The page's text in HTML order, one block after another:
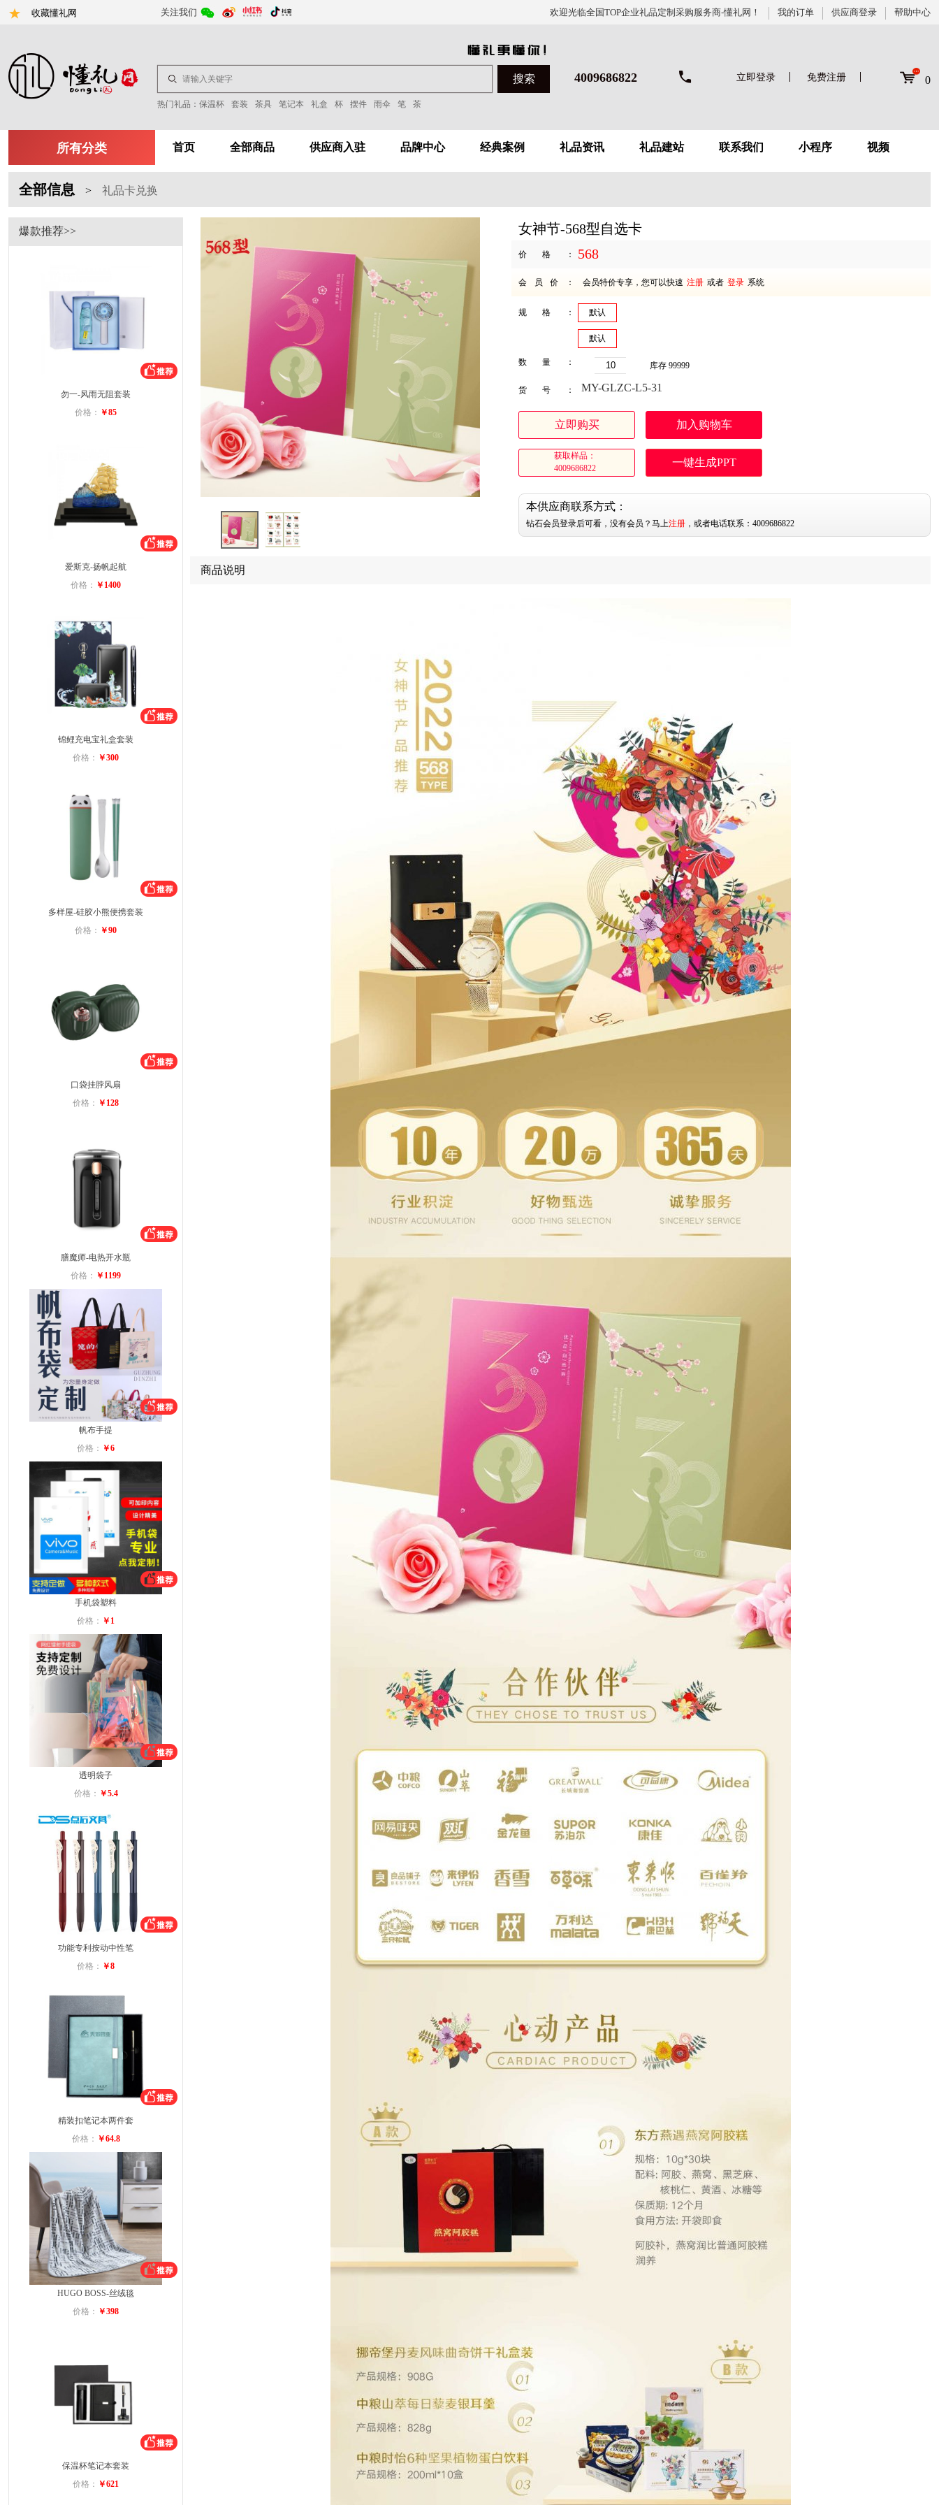
收藏懂礼网 关注我们 欢迎光临全国TOP企业礼品定制采购服务商-懂礼网！ 我的订单 供应商登录 帮助中心
4009686822
热门礼品： 保温杯 套装 茶具 笔记本 礼盒 杯 摆件 雨伞 笔 茶
立即登录 免费注册 0
所有分类 首页 全部商品 供应商入驻 品牌中心 经典案例 礼品资讯 礼品建站 联系我们 小程序 视频
全部信息 > 礼品卡兑换
爆款推荐>>
勿一-风雨无阻套装
价格： ￥85
爱斯克-扬帆起航
价格： ￥1400
锦鲤充电宝礼盒套装
价格： ￥300
多样屋-硅胶小熊便携套装
价格： ￥90
口袋挂脖风扇
价格： ￥128
膳魔师-电热开水瓶
价格： ￥1199
帆布手提
价格： ￥6
手机袋塑料
价格： ￥1
透明袋子
价格： ￥5.4
功能专利按动中性笔
价格： ￥8
精装扣笔记本两件套
价格： ￥64.8
HUGO BOSS-丝绒毯
价格： ￥398
保温杯笔记本套装
价格： ￥621
女神节-568型自选卡
价格： 568
会员价： 会员特价专享，您可以快速 注册 或者 登录 系统
规格： 默认
默认
数量： 库存 99999
货号： MY-GLZC-L5-31
立即购买 加入购物车
获取样品：
4009686822
一键生成PPT
本供应商联系方式：
钻石会员登录后可看，没有会员？马上注册 ，或者电话联系：4009686822
商品说明